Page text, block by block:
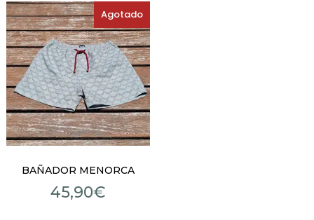
Agotado
BAÑADOR MENORCA
45,90€